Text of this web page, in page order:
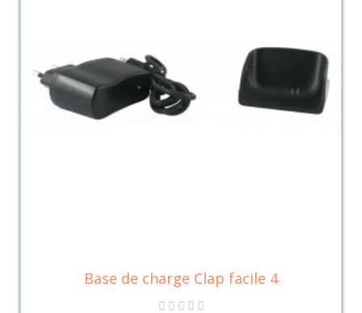
Base de charge Clap facile 4